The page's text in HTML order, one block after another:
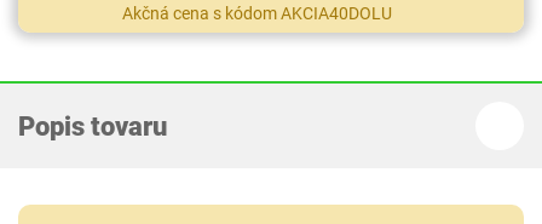
Akčná cena s kódom AKCIA40DOLU
Popis tovaru